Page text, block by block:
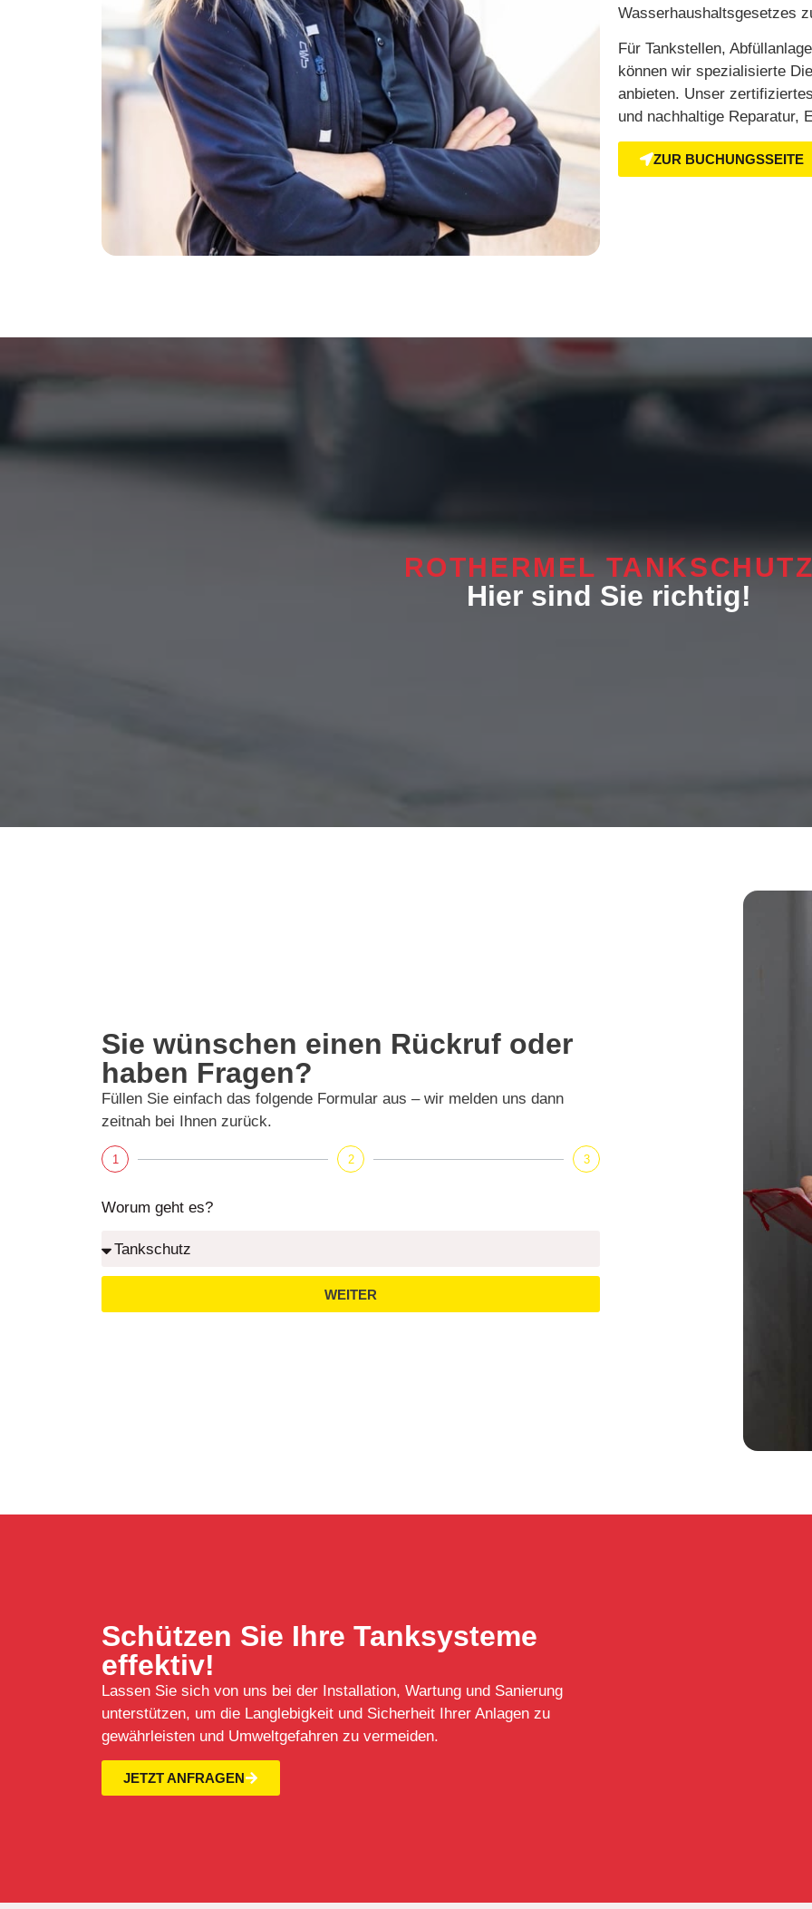
Wasserhaushaltsgesetzes
Für Tankstellen,
können wir spezialisierte
anbieten. Unser
und nachhaltige Reparatur,
ZUR BUCHUNGSSEITE
ROTHERMEL
Hier sind Sie richtig!
Sie wünschen einen Rückruf oder
haben Fragen?
Füllen Sie einfach das folgende Formular aus – wir melden uns dann
zeitnah bei Ihnen zurück.
1 2 3
Worum geht es?
WEITER
Schützen Sie Ihre Tanksysteme
effektiv!
Lassen Sie sich von uns bei der Installation, Wartung und Sanierung
unterstützen, um die Langlebigkeit und Sicherheit Ihrer Anlagen zu
gewährleisten und Umweltgefahren zu vermeiden.
JETZT ANFRAGEN